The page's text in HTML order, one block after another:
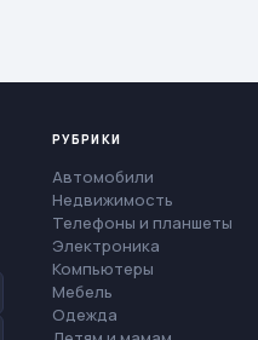
РУБРИКИ
Автомобили
Недвижимость
Телефоны и планшеты
Электроника
Компьютеры
Мебель
Одежда